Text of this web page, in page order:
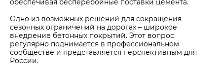
обеспечивая бесперебойные поставки цемента.
Одно из возможных решений для сокращения
сезонных ограничений на дорогах – широкое
внедрение бетонных покрытий. Этот вопрос
регулярно поднимается в профессиональном
сообществе и представляется перспективным для
России.